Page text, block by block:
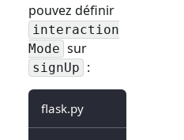
pouvez définir
interaction
Mode sur
signUp :
flask.py